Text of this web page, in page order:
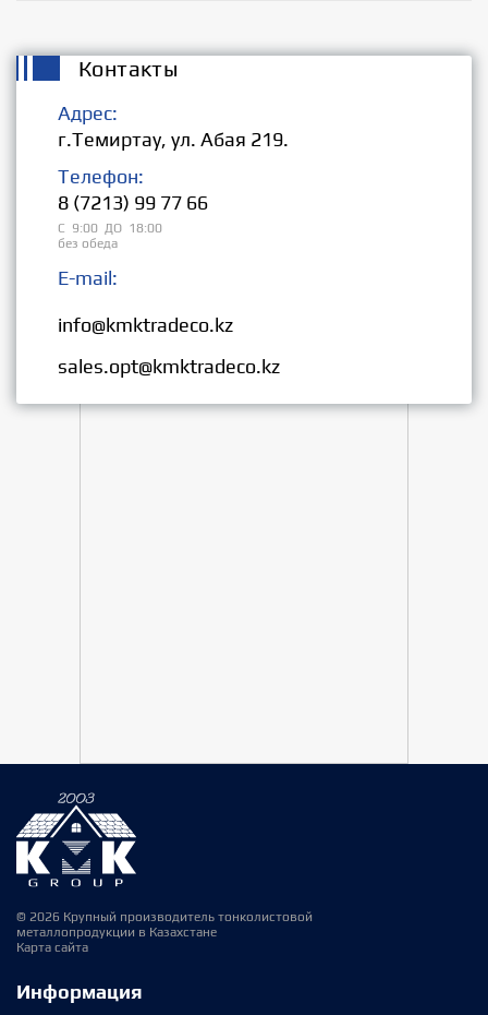
Контакты
Адрес:
г.Темиртау, ул. Абая 219.
Телефон:
8 (7213) 99 77 66
С 9:00 ДО 18:00
без обеда
E-mail:
info@kmktradeco.kz
sales.opt@kmktradeco.kz
© 2026 Крупный производитель тонколистовой
металлопродукции в Казахстане
Карта сайта
Информация